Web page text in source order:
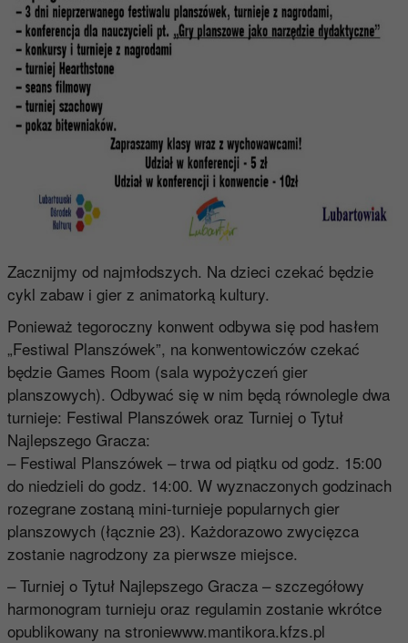
Zacznijmy od najmłodszych. Na dzieci czekać będzie
cykl zabaw i gier z animatorką kultury.
Ponieważ tegoroczny konwent odbywa się pod hasłem
„Festiwal Planszówek”, na konwentowiczów czekać
będzie Games Room (sala wypożyczeń gier
planszowych). Odbywać się w nim będą równolegle dwa
turnieje: Festiwal Planszówek oraz Turniej o Tytuł
Najlepszego Gracza:
– Festiwal Planszówek – trwa od piątku od godz. 15:00
do niedzieli do godz. 14:00. W wyznaczonych godzinach
rozegrane zostaną mini-turnieje popularnych gier
planszowych (łącznie 23). Każdorazowo zwycięzca
zostanie nagrodzony za pierwsze miejsce.
– Turniej o Tytuł Najlepszego Gracza – szczegółowy
harmonogram turnieju oraz regulamin zostanie wkrótce
opublikowany na stroniewww.mantikora.kfzs.pl